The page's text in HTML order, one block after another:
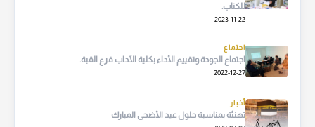
للكتاب.
2023-11-22
اجتماع
اجتماع الجودة وتقييم الأداء بكلية الآداب فرع القبة.
2022-12-27
أخبار
تهنئة بمناسبة حلول عيد الأضحى المبارك